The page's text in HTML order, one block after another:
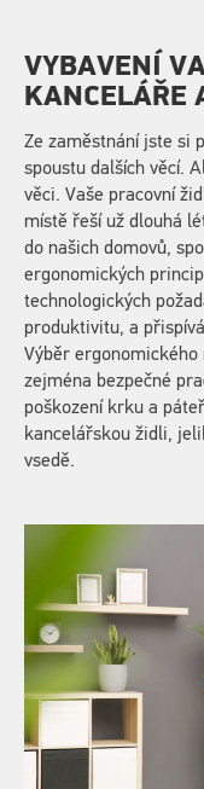
VYBAVENÍ
KANCELÁŘE
Ze zaměstnání jste si
spoustu dalších věcí.
věci. Vaše pracovní
místě řeší už dlouhá
do našich domovů,
ergonomických
technologických
produktivitu, a
Výběr ergonomického
zejména bezpečné
poškození krku a
kancelářskou židli,
vsedě.